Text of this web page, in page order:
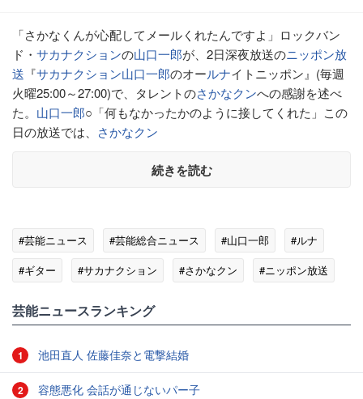
「さかなくんが心配してメールくれたんですよ」ロックバン
ド・ サカナクションの山口一郎が、2日深夜放送のニッポン放
送 『サカナクション山口一郎のオールナイトニッポン』(毎週
火曜25:00～27:00)で、タレントのさかなクンへの感謝を述べ
た。 山口一郎○「何もなかったかのように接してくれた」この
日の放送では、 さかなクン
続きを読む
#芸能ニュース #芸能総合ニュース #山口一郎
#ルナ
#ギター
#サカナクション #さかなクン
#ニッポン放送
芸能ニュースランキング
1 池田直人 佐藤佳奈と電撃結婚
2 容態悪化 会話が通じないパー子